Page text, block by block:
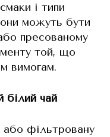
і типи
можуть бути
пресованому
той, що
вимогам.
білий чай
або фільтровану